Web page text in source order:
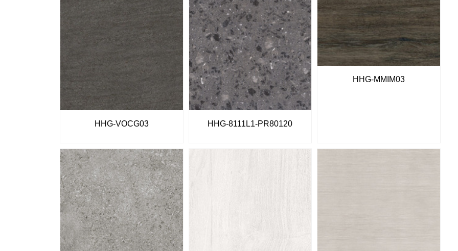
HHG-VOCG03 HHG-8111L1-PR80120
HHG-MMIM03
Gạch ốp lát giá rẻ tại Quảng
Ngãi
Nhà phân phối gạch ngói, sơn
tại Quảng Ngãi